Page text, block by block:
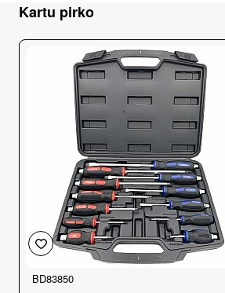
Kartu pirko
BD83850